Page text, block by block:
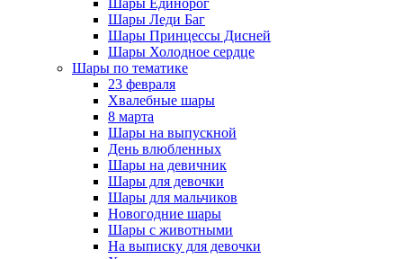
Шары Леди Баг
Шары Принцессы Дисней
Шары Холодное сердце
Шары по тематике
23 февраля
Хвалебные шары
8 марта
Шары на выпускной
День влюбленных
Шары на девичник
Шары для девочки
Шары для мальчиков
Новогодние шары
Шары с животными
На выписку для девочки